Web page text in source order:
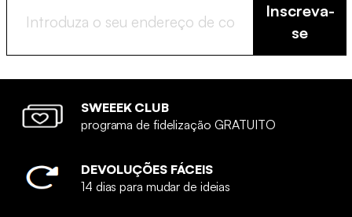
Inscreva-
se
SWEEEK CLUB
programa de fidelização GRATUITO
DEVOLUÇÕES FÁCEIS
14 dias para mudar de ideias